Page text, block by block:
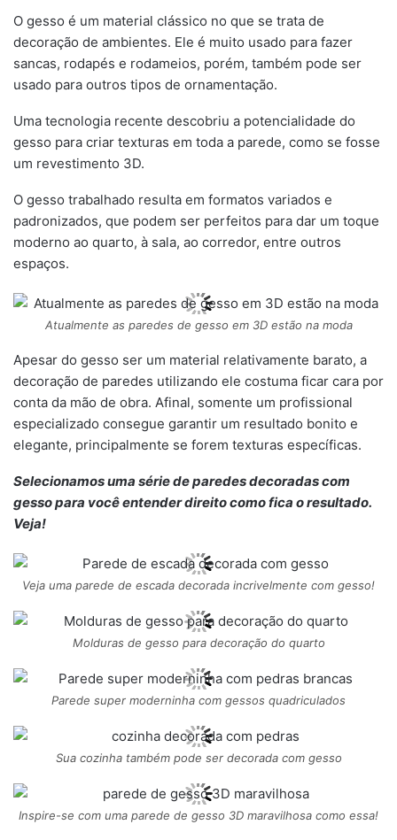
O gesso é um material clássico no que se trata de
decoração de ambientes. Ele é muito usado para fazer
sancas, rodapés e rodameios, porém, também pode ser
usado para outros tipos de ornamentação.
Uma tecnologia recente descobriu a potencialidade do
gesso para criar texturas em toda a parede, como se fosse
um revestimento 3D.
O gesso trabalhado resulta em formatos variados e
padronizados, que podem ser perfeitos para dar um toque
moderno ao quarto, à sala, ao corredor, entre outros
espaços.
Atualmente as paredes de gesso em 3D estão na moda
Apesar do gesso ser um material relativamente barato, a
decoração de paredes utilizando ele costuma ficar cara por
conta da mão de obra. Afinal, somente um profissional
especializado consegue garantir um resultado bonito e
elegante, principalmente se forem texturas específicas.
Selecionamos uma série de paredes decoradas com
gesso para você entender direito como fica o resultado.
Veja!
Veja uma parede de escada decorada incrivelmente com gesso!
Molduras de gesso para decoração do quarto
Parede super moderninha com gessos quadriculados
Sua cozinha também pode ser decorada com gesso
Inspire-se com uma parede de gesso 3D maravilhosa como essa!